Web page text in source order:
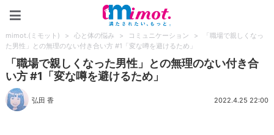
mimot.(ミモット) > 心と体の悩み > コミュニケーション >
「職場で親しくなっ
た男性」との無理のない付き合い方 #1「変な噂を避けるため」
「職場で親しくなった男性」との無理のない付き合
い方 #1「変な噂を避けるため」
弘田 香 2022.4.25 22:00